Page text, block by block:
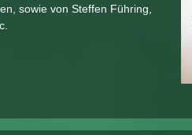
sowie von Steffen Führing,